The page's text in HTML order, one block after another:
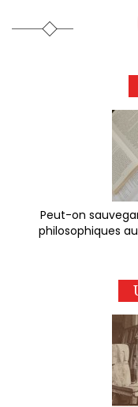
Peut-on
philosophiques